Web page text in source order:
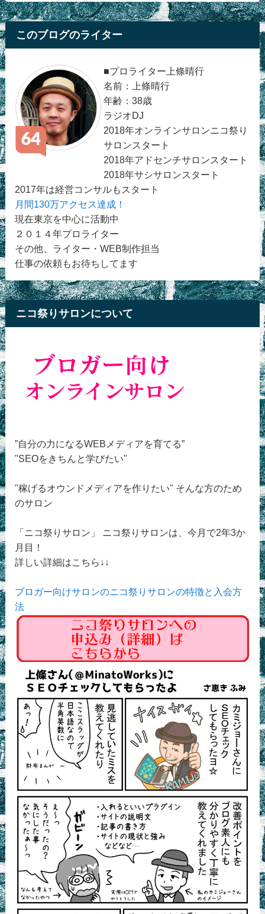
このブログのライター
■プロライター上條晴行
名前：上條晴行
年齢：38歳
ラジオDJ
2018年オンラインサロンニコ祭り
サロンスタート
2018年アドセンチサロンスタート
2018年サシサロンスタート
2017年は経営コンサルもスタート
月間130万アクセス達成！
現在東京を中心に活動中
２０１４年プロライター
その他、ライター・WEB制作担当
仕事の依頼もお待ちしてます
ニコ祭りサロンについて
”自分の力になるWEBメディアを育てる”
"SEOをきちんと学びたい"
"稼げるオウンドメディアを作りたい" そんな方のため
のサロン
「ニコ祭りサロン」 ニコ祭りサロンは、今月で2年3か
月目！
詳しい詳細はこちら↓↓
ブロガー向けサロンのニコ祭りサロンの特徴と入会方
法